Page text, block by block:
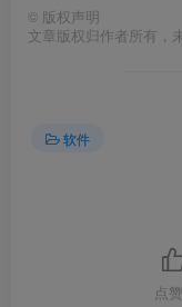
© 版权声明
文章版权归作者所有，
软件
点赞